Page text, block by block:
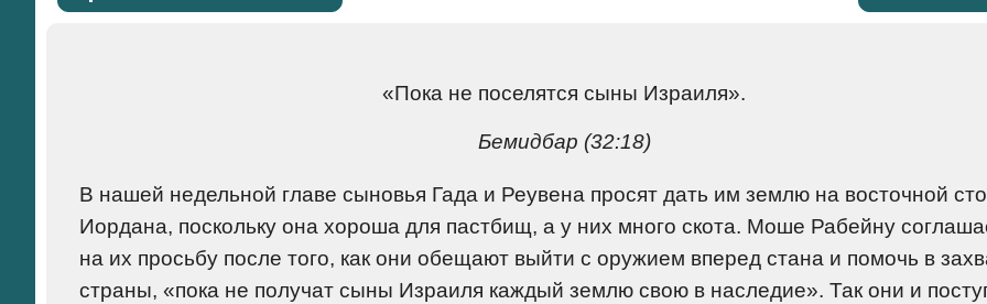
«Пока не поселятся сыны Израиля».
Бемидбар (32:18)
В нашей недельной главе сыновья Гада и Реувена просят дать им землю на восточной
Иордана, поскольку она хороша для пастбищ, а у них много скота. Моше Рабейну
на их просьбу после того, как они обещают выйти с оружием вперед стана и помочь в
страны, «пока не получат сыны Израиля каждый землю свою в наследие». Так они и